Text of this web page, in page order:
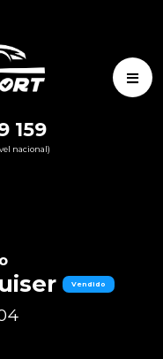
159
nacional)
Vendido